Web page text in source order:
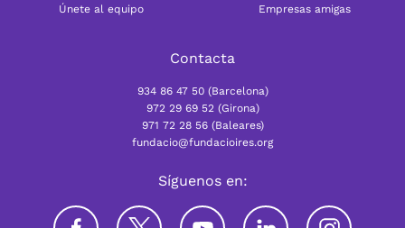
Únete al equipo
Empresas amigas
Contacta
934 86 47 50 (Barcelona)
972 29 69 52 (Girona)
971 72 28 56 (Baleares)
fundacio@fundacioires.org
Síguenos en: